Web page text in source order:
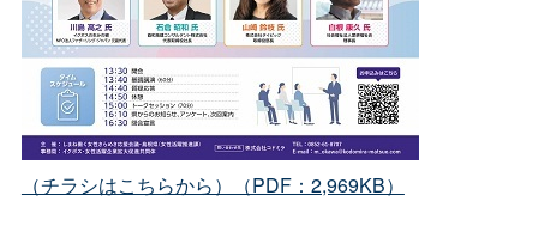
（チラシはこちらから）（PDF：2,969KB）